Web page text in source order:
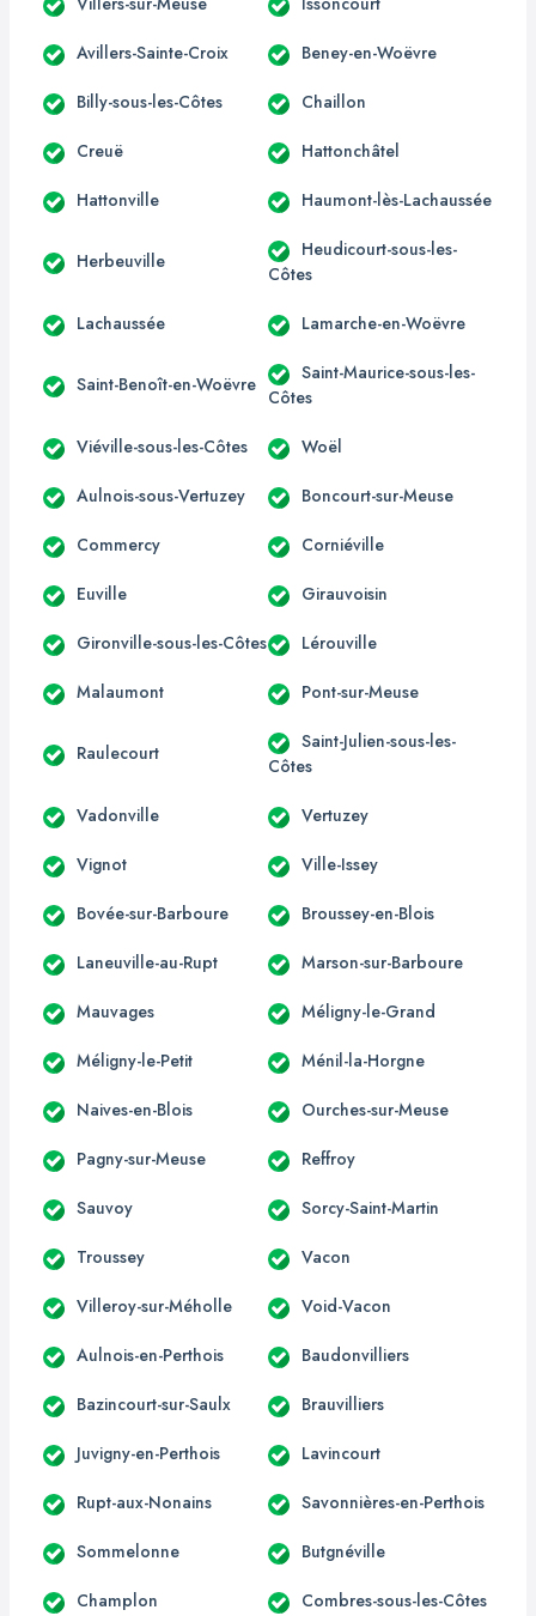
Avillers-Sainte-Croix Beney-en-Woëvre
Billy-sous-les-Côtes Chaillon
Creuë Hattonchâtel
Hattonville Haumont-lès-Lachaussée
Herbeuville
Heudicourt-sous-les-
Côtes
Lachaussée Lamarche-en-Woëvre
Saint-Benoît-en-Woëvre
Saint-Maurice-sous-les-
Côtes
Viéville-sous-les-Côtes Woël
Aulnois-sous-Vertuzey Boncourt-sur-Meuse
Commercy Corniéville
Euville Girauvoisin
Gironville-sous-les-Côtes Lérouville
Malaumont Pont-sur-Meuse
Raulecourt
Saint-Julien-sous-les-
Côtes
Vadonville Vertuzey
Vignot Ville-Issey
Bovée-sur-Barboure Broussey-en-Blois
Laneuville-au-Rupt Marson-sur-Barboure
Mauvages Méligny-le-Grand
Méligny-le-Petit Ménil-la-Horgne
Naives-en-Blois Ourches-sur-Meuse
Pagny-sur-Meuse Reffroy
Sauvoy Sorcy-Saint-Martin
Troussey Vacon
Villeroy-sur-Méholle Void-Vacon
Aulnois-en-Perthois Baudonvilliers
Bazincourt-sur-Saulx Brauvilliers
Juvigny-en-Perthois Lavincourt
Rupt-aux-Nonains Savonnières-en-Perthois
Sommelonne Butgnéville
Champlon Combres-sous-les-Côtes